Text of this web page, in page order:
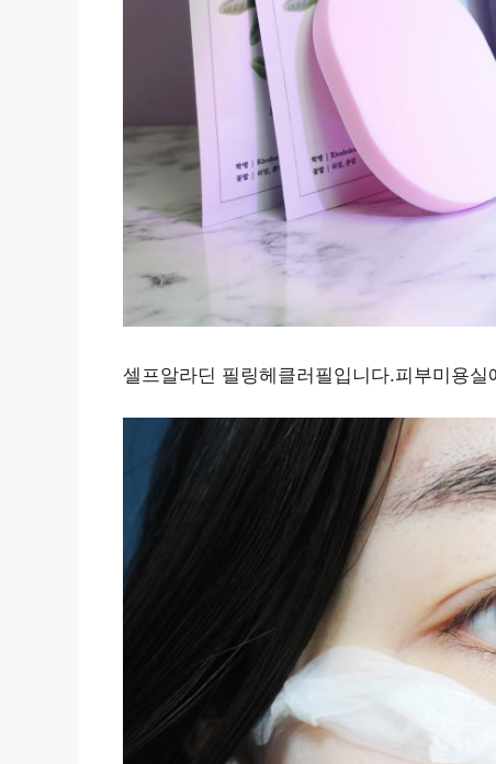
셀프알라딘 필링헤클러필입니다.피부미용